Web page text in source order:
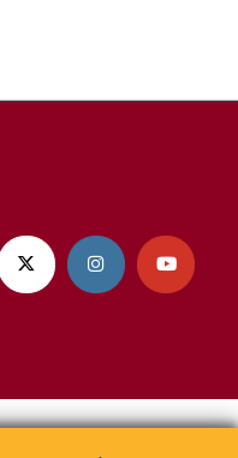
  